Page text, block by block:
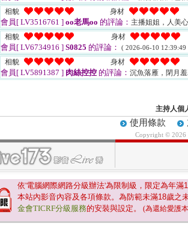
相貌
身材
會員[ LV3516761 ] oo老馬oo 的評論： 主播姐姐，人美
相貌
身材
會員[ LV6734916 ] S0825 的評論： ( 2026-06-10 12:39:49
相貌 身材
會員[ LV5891387 ] 肉絲控控 的評論： 沉魚落雁，閉月
主持人個
使用條款
Copyright ©
依'電腦網際網路分級辦法'為限制級，限定為年滿
本站內影音內容及各項條款。為防範未滿18歲之
金會TICRF分級服務的安裝與設定。 (為還給愛護